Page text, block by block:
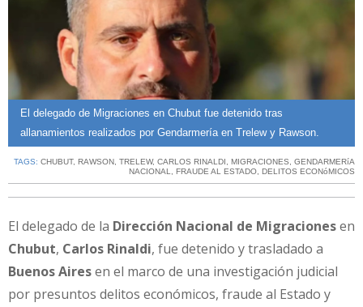
El delegado de Migraciones en Chubut fue detenido tras
allanamientos realizados por Gendarmería en Trelew y Rawson.
TAGS: CHUBUT, RAWSON, TRELEW, CARLOS RINALDI , MIGRACIONES, GENDARMERíA
NACIONAL, FRAUDE AL ESTADO, DELITOS ECONóMICOS
El delegado de la Dirección Nacional de Migracionesen
Chubut, Carlos Rinaldi, fue detenido y trasladado a
Buenos Airesen el marco de una investigación judicial
por presuntos delitos económicos, fraude al Estado y